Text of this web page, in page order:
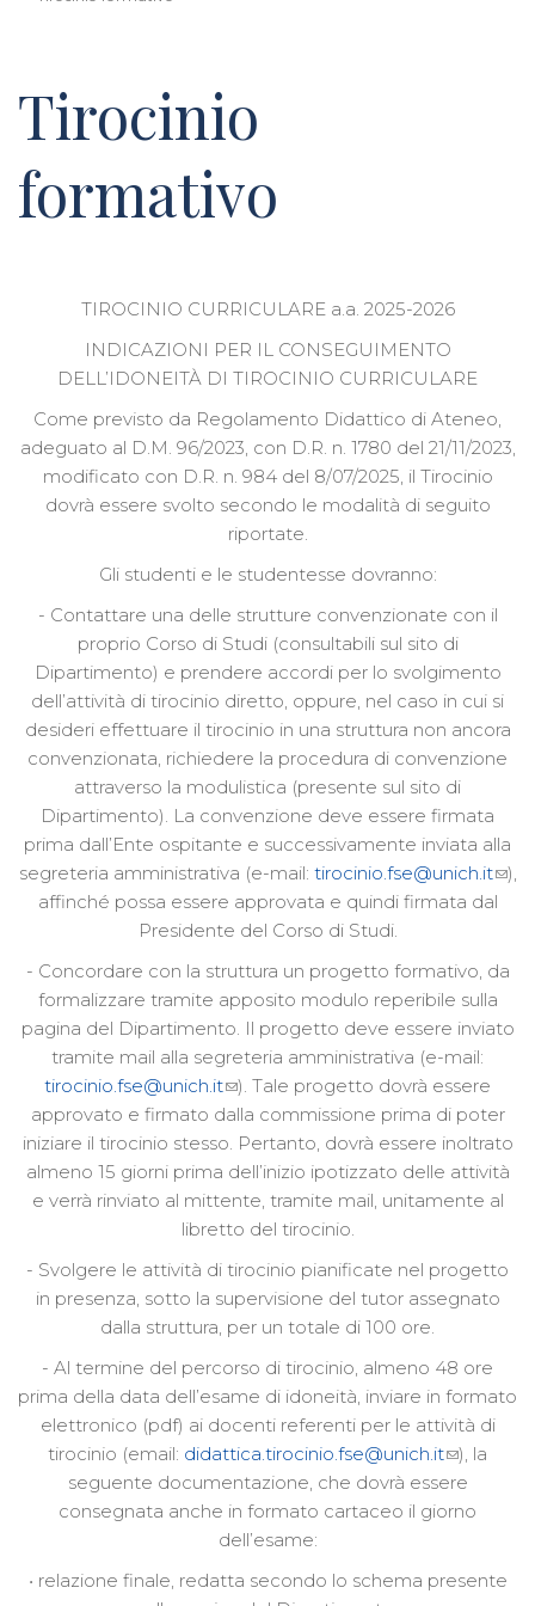
Tirocinio
formativo
TIROCINIO CURRICULARE a.a. 2025-2026
INDICAZIONI PER IL CONSEGUIMENTO
DELL’IDONEITÀ DI TIROCINIO CURRICULARE
Come previsto da Regolamento Didattico di Ateneo,
adeguato al D.M. 96/2023, con D.R. n. 1780 del 21/11/2023,
modificato con D.R. n. 984 del 8/07/2025, il Tirocinio
dovrà essere svolto secondo le modalità di seguito
riportate.
Gli studenti e le studentesse dovranno:
- Contattare una delle strutture convenzionate con il
proprio Corso di Studi (consultabili sul sito di
Dipartimento) e prendere accordi per lo svolgimento
dell’attività di tirocinio diretto, oppure, nel caso in cui si
desideri effettuare il tirocinio in una struttura non ancora
convenzionata, richiedere la procedura di convenzione
attraverso la modulistica (presente sul sito di
Dipartimento). La convenzione deve essere firmata
prima dall’Ente ospitante e successivamente inviata alla
segreteria amministrativa (e-mail: tirocinio.fse@unich.it
),
affinché possa essere approvata e quindi firmata dal
Presidente del Corso di Studi.
- Concordare con la struttura un progetto formativo, da
formalizzare tramite apposito modulo reperibile sulla
pagina del Dipartimento. Il progetto deve essere inviato
tramite mail alla segreteria amministrativa (e-mail:
tirocinio.fse@unich.it
). Tale progetto dovrà essere
approvato e firmato dalla commissione prima di poter
iniziare il tirocinio stesso. Pertanto, dovrà essere inoltrato
almeno 15 giorni prima dell’inizio ipotizzato delle attività
e verrà rinviato al mittente, tramite mail, unitamente al
libretto del tirocinio.
- Svolgere le attività di tirocinio pianificate nel progetto
in presenza, sotto la supervisione del tutor assegnato
dalla struttura, per un totale di 100 ore.
- Al termine del percorso di tirocinio, almeno 48 ore
prima della data dell’esame di idoneità, inviare in formato
elettronico (pdf) ai docenti referenti per le attività di
tirocinio (email: didattica.tirocinio.fse@unich.it
), la
seguente documentazione, che dovrà essere
consegnata anche in formato cartaceo il giorno
dell’esame:
• relazione finale, redatta secondo lo schema presente